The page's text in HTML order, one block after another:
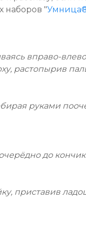
наборов "
вправо-
растопырив
руками
до
приставив